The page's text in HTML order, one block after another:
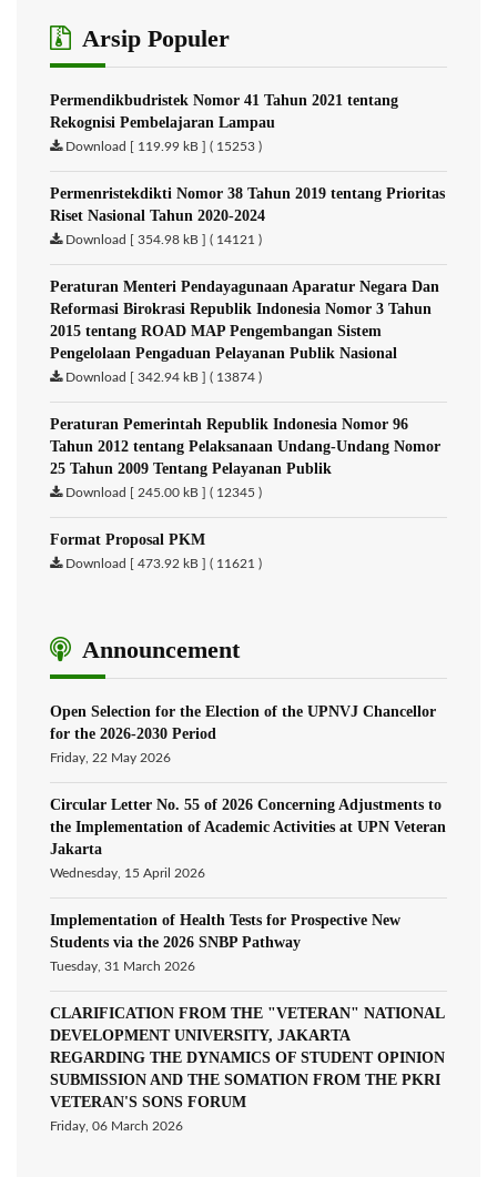
Arsip Populer
Permendikbudristek Nomor 41 Tahun 2021 tentang
Rekognisi Pembelajaran Lampau
Download [ 119.99 kB ] ( 15253 )
Permenristekdikti Nomor 38 Tahun 2019 tentang Prioritas
Riset Nasional Tahun 2020-2024
Download [ 354.98 kB ] ( 14121 )
Peraturan Menteri Pendayagunaan Aparatur Negara Dan
Reformasi Birokrasi Republik Indonesia Nomor 3 Tahun
2015 tentang ROAD MAP Pengembangan Sistem
Pengelolaan Pengaduan Pelayanan Publik Nasional
Download [ 342.94 kB ] ( 13874 )
Peraturan Pemerintah Republik Indonesia Nomor 96
Tahun 2012 tentang Pelaksanaan Undang-Undang Nomor
25 Tahun 2009 Tentang Pelayanan Publik
Download [ 245.00 kB ] ( 12345 )
Format Proposal PKM
Download [ 473.92 kB ] ( 11621 )
Announcement
Open Selection for the Election of the UPNVJ Chancellor
for the 2026-2030 Period
Friday, 22 May 2026
Circular Letter No. 55 of 2026 Concerning Adjustments to
the Implementation of Academic Activities at UPN Veteran
Jakarta
Wednesday, 15 April 2026
Implementation of Health Tests for Prospective New
Students via the 2026 SNBP Pathway
Tuesday, 31 March 2026
CLARIFICATION FROM THE "VETERAN" NATIONAL
DEVELOPMENT UNIVERSITY, JAKARTA
REGARDING THE DYNAMICS OF STUDENT OPINION
SUBMISSION AND THE SOMATION FROM THE PKRI
VETERAN'S SONS FORUM
Friday, 06 March 2026